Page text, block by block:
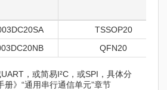
TSSOP20
QFN20
，或简易I²C，或SPI，具体分
册》“通用串行通信单元”章节